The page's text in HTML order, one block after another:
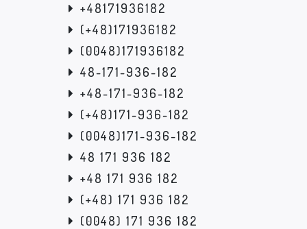
+48171936182
(+48)171936182
(0048)171936182
48-171-936-182
+48-171-936-182
(+48)171-936-182
(0048)171-936-182
48 171 936 182
+48 171 936 182
(+48) 171 936 182
(0048) 171 936 182